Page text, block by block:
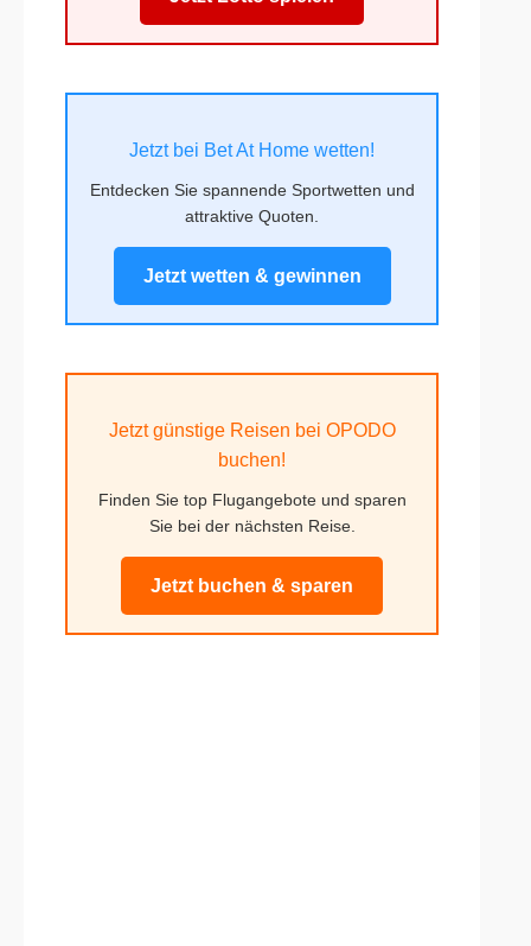
Jetzt bei Bet At Home wetten!
Entdecken Sie spannende Sportwetten und
attraktive Quoten.
Jetzt wetten & gewinnen
Jetzt günstige Reisen bei OPODO
buchen!
Finden Sie top Flugangebote und sparen
Sie bei der nächsten Reise.
Jetzt buchen & sparen